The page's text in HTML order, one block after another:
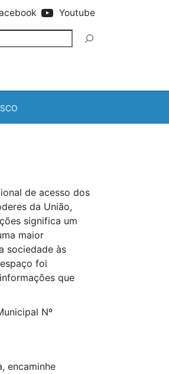
Youtube
de acesso dos
da União,
significa um
maior
sociedade às
foi
que
Nº
encaminhe